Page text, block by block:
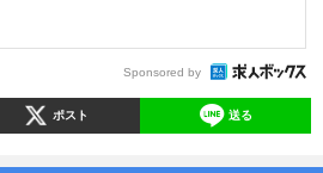
Sponsored by
ポスト 送る